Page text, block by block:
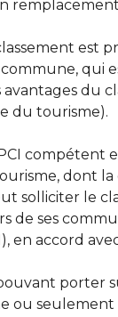
est
qui
avantages du
du tourisme).
compétent
dont la
solliciter le
de ses
en accord
porter
ou seulement